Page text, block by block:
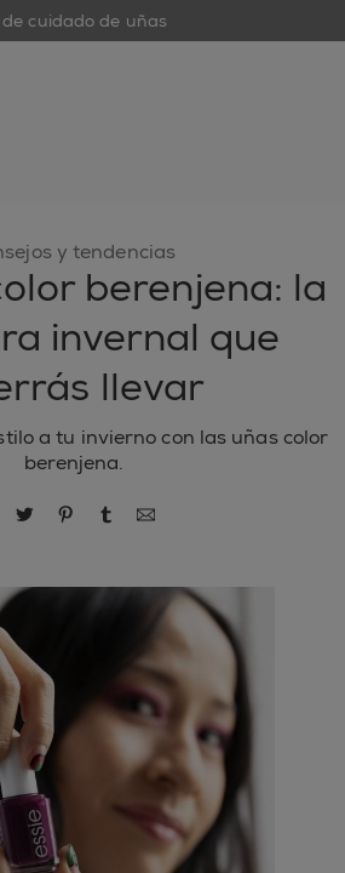
cuidado de uñas
y tendencias
berenjena: la
invernal que
llevar
a tu invierno con las uñas color
berenjena.
compartir por Facebook
compartir por Twitter
compartir por Pinterest
compartir por Tumblr
compartir por